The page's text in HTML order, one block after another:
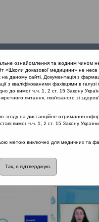
проекту
ознайомлення та жодним чином
«Школи доказової медицини» не несе
на даному сайті. Документація з
з кваліфікованими фахівцями в
до вимог ч.ч. 1, 2 ст. 15 Закону
питання, пов’язаного зі
на дистанційне отримання
вимог ч.ч. 1, 2 ст. 15 Закону
метою виключно для медичних та
Так, я підтверджую.